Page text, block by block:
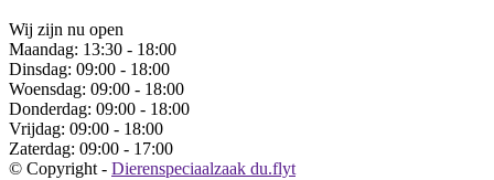
Wij zijn nu open
Maandag: 13:30 - 18:00
Dinsdag: 09:00 - 18:00
Woensdag: 09:00 - 18:00
Donderdag: 09:00 - 18:00
Vrijdag: 09:00 - 18:00
Zaterdag: 09:00 - 17:00
© Copyright - Dierenspeciaalzaak du.flyt